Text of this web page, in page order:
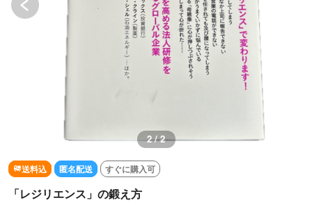
2 / 2
送料込 匿名配送 すぐに購入可
「レジリエンス」の鍛え方